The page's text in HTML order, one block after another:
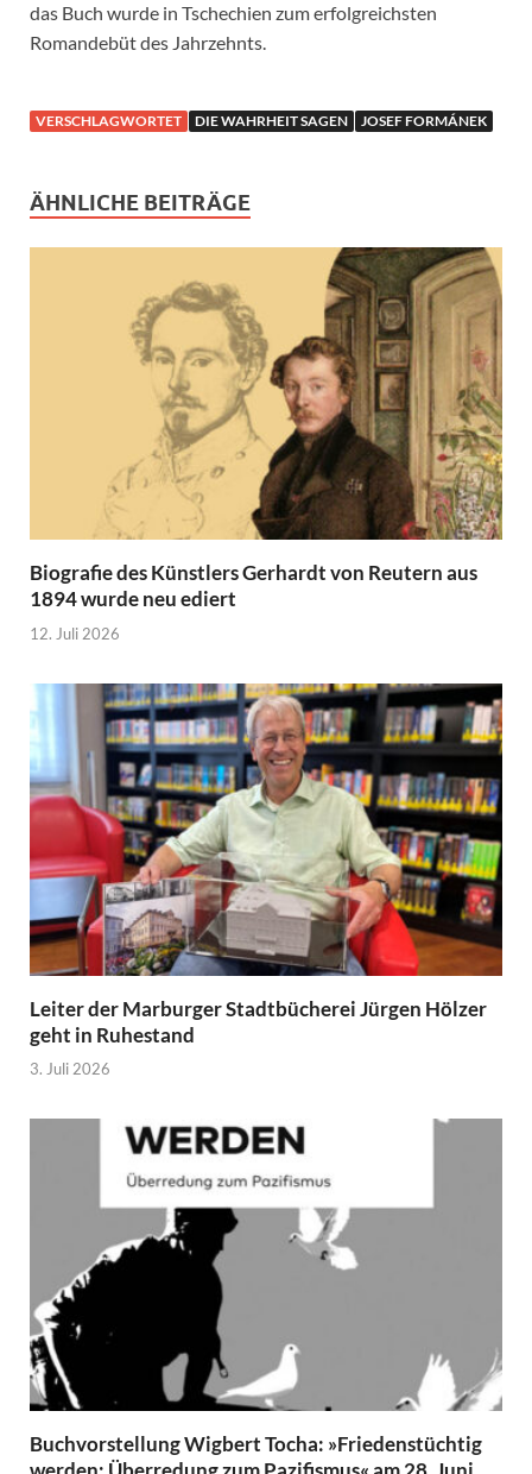
das Buch wurde in Tschechien zum erfolgreichsten
Romandebüt des Jahrzehnts.
VERSCHLAGWORTET DIE WAHRHEIT SAGEN JOSEF FORMÁNEK
ÄHNLICHE BEITRÄGE
Biografie des Künstlers Gerhardt von Reutern aus
1894 wurde neu ediert
12. Juli 2026
Leiter der Marburger Stadtbücherei Jürgen Hölzer
geht in Ruhestand
3. Juli 2026
Buchvorstellung Wigbert Tocha: »Friedenstüchtig